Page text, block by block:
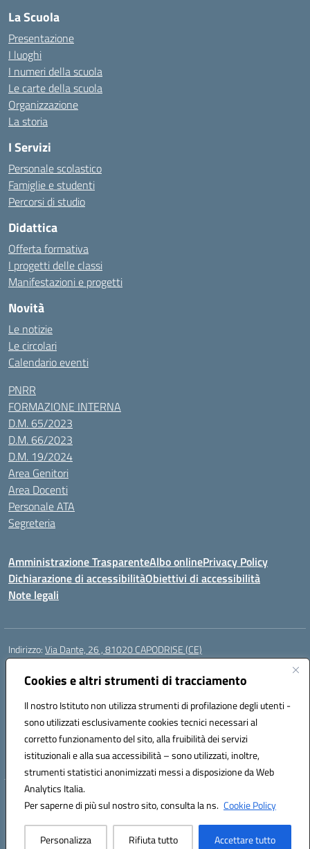
Cookies e altri strumenti di tracciamento
Il nostro Istituto non utilizza strumenti di profilazione degli utenti -
sono utilizzati esclusivamente cookies tecnici necessari al
corretto funzionamento del sito, alla fruibilità dei servizi
istituzionali e alla sua accessibilità – sono utilizzati, inoltre,
strumenti statistici anonimizzati messi a disposizione da Web
Analytics Italia.
Per saperne di più sul nostro sito, consulta la ns. Cookie Policy
Personalizza Rifiuta tutto Accettare tutto
La Scuola
Presentazione
I luoghi
I numeri della scuola
Le carte della scuola
Organizzazione
La storia
I Servizi
Personale scolastico
Famiglie e studenti
Percorsi di studio
Didattica
Offerta formativa
I progetti delle classi
Manifestazioni e progetti
Novità
Le notizie
Le circolari
Calendario eventi
PNRR
FORMAZIONE INTERNA
D.M. 65/2023
D.M. 66/2023
D.M. 19/2024
Area Genitori
Area Docenti
Personale ATA
Segreteria
Amministrazione TrasparenteAlbo onlinePrivacy Policy
Dichiarazione di accessibilitàObiettivi di accessibilità
Note legali
Indirizzo:Via Dante, 26 , 81020 CAPODRISE (CE)
Centralino:
Posta elettronica certificata (PEC):CEIC83000V@pec.istruzione.it
Codice fiscale: 80103200616
Codice meccanografico:CEIC83000V
Codice Indice delle Pubbliche Amministrazioni (IPA): istsc_ceic83000v
Codice unico di fatturazione (CUF): UFO76N
Hosting & Powered by 3D Solution S.r.l.
Concept & Design by Designers Italia